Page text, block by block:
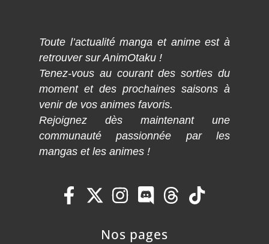
Toute l’actualité manga et anime est à
retrouver sur AnimOtaku !
Tenez-vous au courant des sorties du
moment et des prochaines saisons à
venir de vos animes favoris.
Rejoignez dès maintenant une
communauté passionnée par les
mangas et les animes !
Nos pages